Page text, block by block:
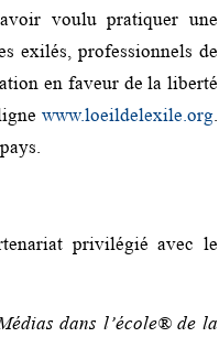
voulu pratiquer une
exilés, professionnels de
en faveur de la liberté
www.loeildelexile.org.
privilégié avec le
dans l’école® de la